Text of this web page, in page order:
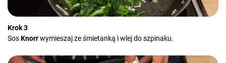
Krok 3
SosKnorrwymieszaj ze śmietanką i wlej do szpinaku.